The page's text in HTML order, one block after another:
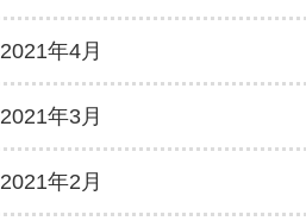
2021年4月
2021年3月
2021年2月